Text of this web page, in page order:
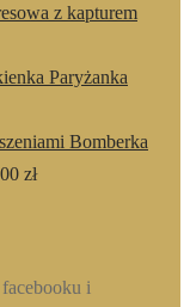
z kapturem
Paryżanka
Bomberka
zł
i